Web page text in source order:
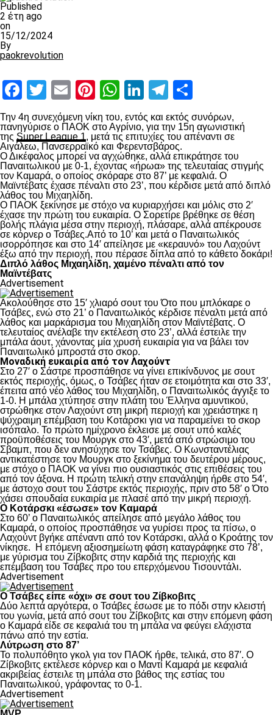
Published
2 έτη ago
on
15/12/2024
By
paokrevolution
Facebook
Twitter
EmailPinterest
WhatsApp
LinkedIn
Telegram
Την 4η συνεχόμενη νίκη του, εντός και εκτός συνόρων,
πανηγύρισε ο ΠΑΟΚ στο Αγρίνιο, για την 15η αγωνιστική
της Super League 1, μετά τις επιτυχίες του απέναντι σε
Αιγάλεω, Πανσερραϊκό και Φερεντσβάρος.
Ο Δικέφαλος μπορεί να αγχώθηκε, αλλά επικράτησε του
Παναιτωλικού με 0-1, έχοντας «ήρωα» της τελευταίας στιγμής
τον Καμαρά, ο οποίος σκόραρε στο 87’ με κεφαλιά. Ο
Μαϊντέβατς έχασε πέναλτι στο 23’, που κέρδισε μετά από διπλό
λάθος του Μιχαηλίδη.
Ο ΠΑΟΚ ξεκίνησε με στόχο να κυριαρχήσει και μόλις στο 2′
έχασε την πρώτη του ευκαιρία. Ο Σορετίρε βρέθηκε σε θέση
βολής πλάγια μέσα στην περιοχή, πλάσαρε, αλλά απέκρουσε
σε κόρνερ ο Τσάβες.Από το 10’ και μετά ο Παναιτωλικός
ισορρόπησε και στο 14′ απείλησε με «κεραυνό» του Λαχούντ
έξω από την περιοχή, που πέρασε δίπλα από το κάθετο δοκάρι!
Διπλό λάθος Μιχαηλίδη, χαμένο πέναλτι από τον
Μαϊντέβατς
Advertisement
Ακολούθησε στο 15′ χλιαρό σουτ του Ότο που μπλόκαρε ο
Τσάβες, ενώ στο 21’ ο Παναιτωλικός κέρδισε πέναλτι μετά από
λάθος και μαρκάρισμα του Μιχαηλίδη στον Μαϊντέβατς. Ο
τελευταίος ανέλαβε την εκτέλεση στο 23’, αλλά έστειλε την
μπάλα άουτ, χάνοντας μία χρυσή ευκαιρία για να βάλει τον
Παναιτωλικό μπροστά στο σκορ.
Μοναδική ευκαιρία από τον Λαχούντ
Στο 27′ ο Σάστρε προσπάθησε να γίνει επικίνδυνος με σουτ
εκτός περιοχής, όμως, ο Τσάβες ήταν σε ετοιμότητα και στο 33′,
έπειτα από νέο λάθος του Μιχαηλίδη, ο Παναιτωλικός άγγιξε το
1-0. Η μπάλα χτύπησε στην πλάτη του Έλληνα αμυντικού,
στρώθηκε στον Λαχούντ στη μικρή περιοχή και χρειάστηκε η
ψύχραιμη επέμβαση του Κοτάρσκι για να παραμείνει το σκορ
ισόπαλο. Το πρώτο ημίχρονο έκλεισε με σουτ υπό καλές
προϋποθέσεις του Μουργκ στο 43′, μετά από στρώσιμο του
Σβαμπ, που δεν ανησύχησε τον Τσάβες. Ο Κωνσταντέλιας
αντικατέστησε τον Μουργκ στο ξεκίνημα του δευτέρου μέρους,
με στόχο ο ΠΑΟΚ να γίνει πιο ουσιαστικός στις επιθέσεις του
από τον άξονα. Η πρώτη τελική στην επανάληψη ήρθε στο 54′,
με άστοχο σουτ του Σάστρε εκτός περιοχής, πριν στο 58′ ο Ότο
χάσει σπουδαία ευκαιρία με πλασέ από την μικρή περιοχή.
Ο Κοτάρσκι «έσωσε» τον Καμαρά
Στο 60’ ο Παναιτωλικός απείλησε από μεγάλο λάθος του
Καμαρά, ο οποίος προσπάθησε να γυρίσει προς τα πίσω, ο
Λαχούντ βγήκε απέναντι από τον Κοτάρσκι, αλλά ο Κροάτης τον
νίκησε. Η επόμενη αξιοσημείωτη φάση καταγράφηκε στο 78’,
με γύρισμα του Ζίβκοβιτς στην καρδιά της περιοχής και
επέμβαση του Τσάβες προ του επερχόμενου Τισουντάλι.
Advertisement
Ο Τσάβες είπε «όχι» σε σουτ του Ζίβκοβιτς
Δύο λεπτά αργότερα, ο Τσάβες έσωσε με το πόδι στην κλειστή
του γωνία, μετά από σουτ του Ζίβκοβιτς και στην επόμενη φάση
ο Καμαρά είδε σε κεφαλιά του τη μπάλα να φεύγει ελάχιστα
πάνω από την εστία.
Λύτρωση στο 87’
Το πολυπόθητο γκολ για τον ΠΑΟΚ ήρθε, τελικά, στο 87′. Ο
Ζίβκοβιτς εκτέλεσε κόρνερ και ο Μαντί Καμαρά με κεφαλιά
ακριβείας έστειλε τη μπάλα στο βάθος της εστίας του
Παναιτωλικού, γράφοντας το 0-1.
Advertisement